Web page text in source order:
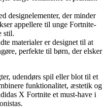
designelementer, der minder
appellere til unge Fortnite-
stil.
materialer er designet til at
perfekte til børn, der elsker
udendørs spil eller blot til et
funktionalitet, æstetik og
X Fortnite et must-have i